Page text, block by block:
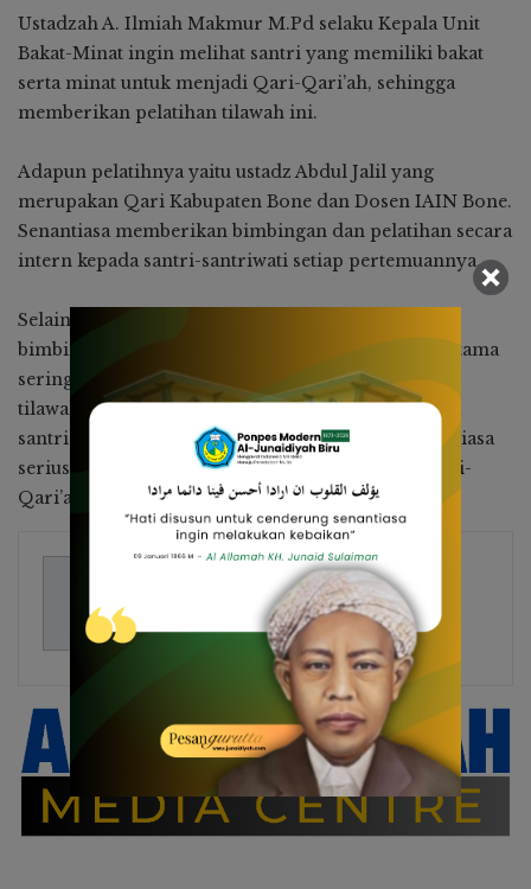
Ustadzah A. Ilmiah Makmur M.Pd selaku Kepala Unit
Bakat-Minat ingin melihat santri yang memiliki bakat
serta minat untuk menjadi Qari-Qari’ah, sehingga
memberikan pelatihan tilawah ini.
Adapun pelatihnya yaitu ustadz Abdul Jalil yang
merupakan Qari Kabupaten Bone dan Dosen IAIN Bone.
Senantiasa memberikan bimbingan dan pelatihan secara
intern kepada santri-santriwati setiap pertemuannya.
Selain ketua unit yang selalu mendampingi peserta
bimbingan tilawah dan pelatihnya, ustadz A. Alif Utama
sering juga mendampingi para peserta bimbingan
tilawah ini. Ustadz Andi Alif sangat support kepada
santri-santriwati yang memiliki bakat untuk senantiasa
serius dan benar-benar belajar untuk menjadi Qari-
Qari’ah, “tuturnya kepada penulis”.
28 Posts
Sekretaris PP Al Junaidiyah Biru